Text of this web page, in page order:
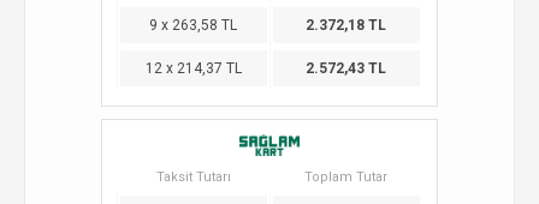
9 x 263,58 TL 2.372,18 TL
12 x 214,37 TL 2.572,43 TL
Taksit Tutarı Toplam Tutar